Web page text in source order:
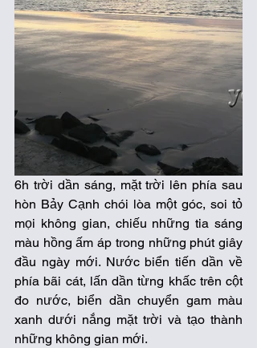
6h trời dần sáng, mặt trời lên phía sau
hòn Bảy Cạnh chói lòa một góc, soi tỏ
mọi không gian, chiếu những tia sáng
màu hồng ấm áp trong những phút giây
đầu ngày mới. Nước biển tiến dần về
phía bãi cát, lấn dần từng khấc trên cột
đo nước, biển dần chuyển gam màu
xanh dưới nắng mặt trời và tạo thành
những không gian mới.